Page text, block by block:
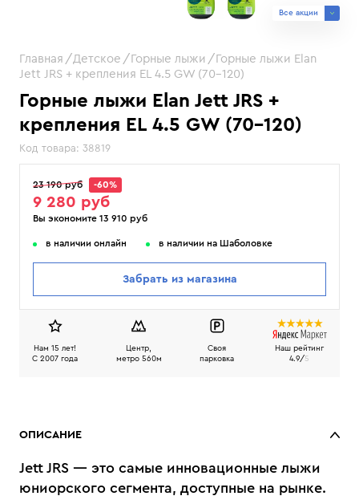
Горные лыжи Elan Jett JRS +
крепления EL 4.5 GW (70–120)
Код товара: 38819
Все акции
Главная Детское Горные лыжи
Горные лыжи Elan
Jett JRS + крепления EL 4.5 GW (70–120)
23 190 руб -60%
9 280 руб
Вы экономите 13 910 руб
в наличии онлайн в наличии на Шаболовке
Забрать из магазина
Нам 15 лет!
C 2007 года
Центр,
метро 560м
Своя
парковка
Наш рейтинг
4.9/5
ОПИСАНИЕ
Jett JRS — это самые инновационные лыжи
юниорского сегмента, доступные на рынке.